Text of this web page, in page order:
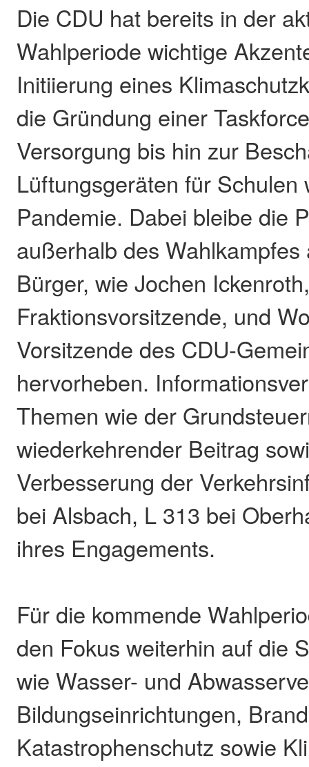
Die CDU hat bereits in der
Wahlperiode wichtige
Initiierung eines
die Gründung einer
Versorgung bis hin zur
Lüftungsgeräten für Schulen
Pandemie. Dabei bleibe die
außerhalb des
Bürger, wie Jochen
Fraktionsvorsitzende, und
Vorsitzende des CDU-
hervorheben.
Themen wie der
wiederkehrender Beitrag
Verbesserung der
bei Alsbach, L 313 bei
ihres Engagements.
Für die kommende
den Fokus weiterhin auf die
wie Wasser- und
Bildungseinrichtungen,
Katastrophenschutz sowie